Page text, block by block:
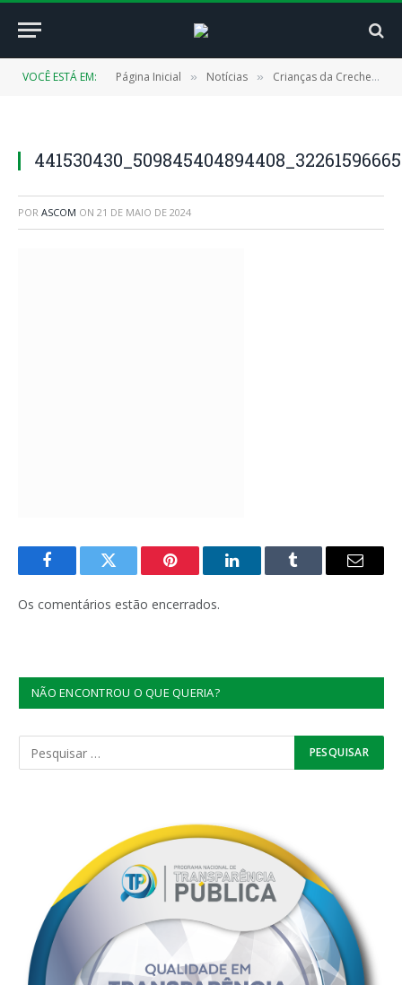
VOCÊ ESTÁ EM: Página Inicial » Notícias » Crianças da Creche Leila pontes recebem o Projeto “Faça Bonito”
POR ASCOM ON 21 DE MAIO DE 2024
FacebookTwitter Pinterest LinkedInTumblr
E-
Os comentários estão encerrados.
NÃO ENCONTROU O QUE QUERIA?